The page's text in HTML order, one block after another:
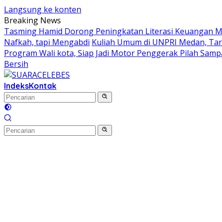
Langsung ke konten
Breaking News
Tasming Hamid Dorong Peningkatan Literasi Keuangan
Nafkah, tapi Mengabdi Kuliah Umum di UNPRI Medan,
Program Wali kota, Siap Jadi Motor Penggerak Pilah
Bersih
IndeksKontak